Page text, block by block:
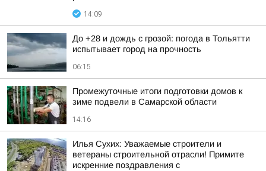
14:09
До +28 и дождь с грозой: погода в Тольятти
испытывает город на прочность
06:15
Промежуточные итоги подготовки домов к
зиме подвели в Самарской области
14:16
Илья Сухих: Уважаемые строители и
ветераны строительной отрасли! Примите
искренние поздравления с